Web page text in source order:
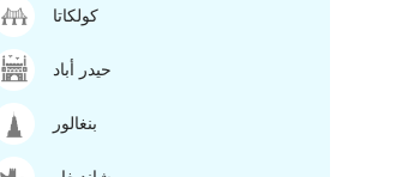
كولكاتا
حيدر أباد
بنغالور